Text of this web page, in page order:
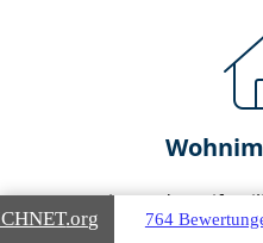
Ein- und
Doppel- &
.org 764